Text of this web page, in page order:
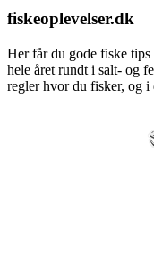
fiskeoplevelser.dk
Her får du gode fiske
hele året rundt i salt- og
regler hvor du fisker, og i